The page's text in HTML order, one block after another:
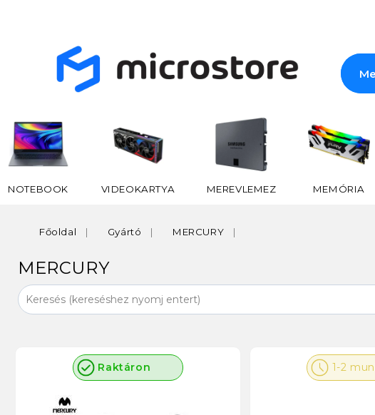
NOTEBOOK VIDEOKARTYA MEREVLEMEZ MEMÓRIA
Főoldal Gyártó MERCURY
MERCURY
Raktáron 1-2